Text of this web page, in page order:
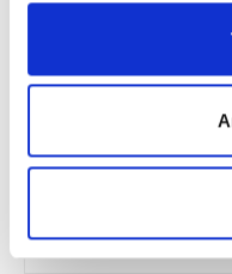
749kr
Embla 2016
1200kr